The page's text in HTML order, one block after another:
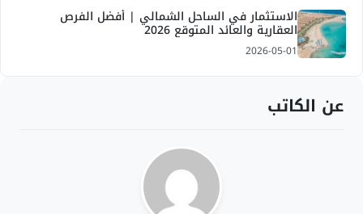
الاستثمار في الساحل الشمالي | أفضل الفرص
العقارية والعائد المتوقع 2026
2026-05-01
عن الكاتب